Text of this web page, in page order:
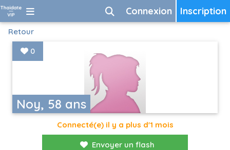
Inscription
Connexion
Retour
Noy, 58 ans
0
Connecté(e) il y a plus d'1 mois
Envoyer un flash